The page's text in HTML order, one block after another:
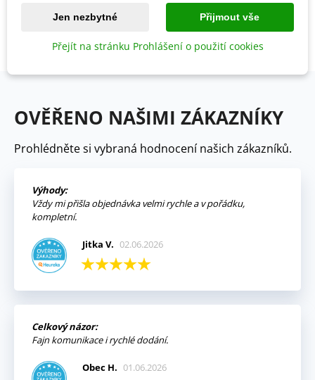
54 Kč
Zobrazení 1-5 z 5 položek
OVĚŘENO NAŠIMI ZÁKAZNÍKY
Prohlédněte si vybraná hodnocení našich zákazníků.
Výhody:
Vždy mi přišla objednávka velmi rychle a v pořádku,
kompletní.
Jitka V. 02.06.2026
Celkový názor:
Fajn komunikace i rychlé dodání.
Obec H. 01.06.2026
Jen nezbytné Přijmout vše
Přejít na stránku Prohlášení o použití cookies